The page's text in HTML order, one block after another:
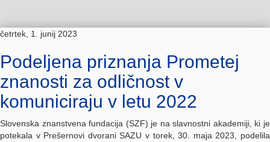
četrtek, 1. junij 2023
Podeljena priznanja Prometej
znanosti za odličnost v
komuniciraju v letu 2022
Slovenska znanstvena fundacija (SZF) je na slavnostni akademiji, ki je
potekala v Prešernovi dvorani SAZU v torek, 30. maja 2023, podelila